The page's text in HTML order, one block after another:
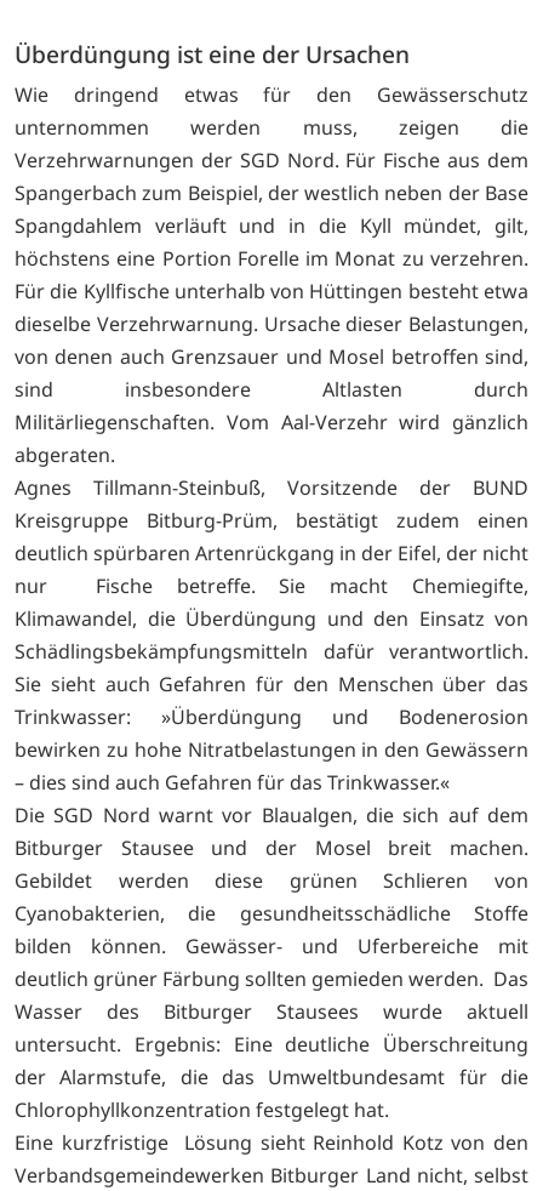
Überdüngung ist eine der Ursachen
Wie dringend etwas für den Gewässerschutz
unternommen werden muss, zeigen die
Verzehrwarnungen der SGD Nord. Für Fische aus dem
Spangerbach zum Beispiel, der westlich neben der Base
Spangdahlem verläuft und in die Kyll mündet, gilt,
höchstens eine Portion Forelle im Monat zu verzehren.
Für die Kyllfische unterhalb von Hüttingen besteht etwa
dieselbe Verzehrwarnung. Ursache dieser Belastungen,
von denen auch Grenzsauer und Mosel betroffen sind,
sind insbesondere Altlasten durch
Militärliegenschaften. Vom Aal-Verzehr wird gänzlich
abgeraten.
Agnes Tillmann-Steinbuß, Vorsitzende der BUND
Kreisgruppe Bitburg-Prüm, bestätigt zudem einen
deutlich spürbaren Artenrückgang in der Eifel, der nicht
nur Fische betreffe. Sie macht Chemiegifte,
Klimawandel, die Überdüngung und den Einsatz von
Schädlingsbekämpfungsmitteln dafür verantwortlich.
Sie sieht auch Gefahren für den Menschen über das
Trinkwasser: »Überdüngung und Bodenerosion
bewirken zu hohe Nitratbelastungen in den Gewässern
– dies sind auch Gefahren für das Trinkwasser.«
Die SGD Nord warnt vor Blaualgen, die sich auf dem
Bitburger Stausee und der Mosel breit machen.
Gebildet werden diese grünen Schlieren von
Cyanobakterien, die gesundheitsschädliche Stoffe
bilden können. Gewässer- und Uferbereiche mit
deutlich grüner Färbung sollten gemieden werden. Das
Wasser des Bitburger Stausees wurde aktuell
untersucht. Ergebnis: Eine deutliche Überschreitung
der Alarmstufe, die das Umweltbundesamt für die
Chlorophyllkonzentration festgelegt hat.
Eine kurzfristige Lösung sieht Reinhold Kotz von den
Verbandsgemeindewerken Bitburger Land nicht, selbst